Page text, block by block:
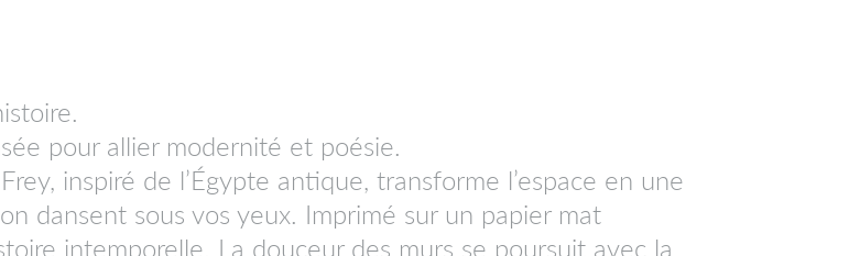
pour allier modernité et poésie.
, inspiré de l’Égypte antique, transforme l’espace en une
dansent sous vos yeux. Imprimé sur un papier mat
intemporelle. La douceur des murs se poursuit avec la